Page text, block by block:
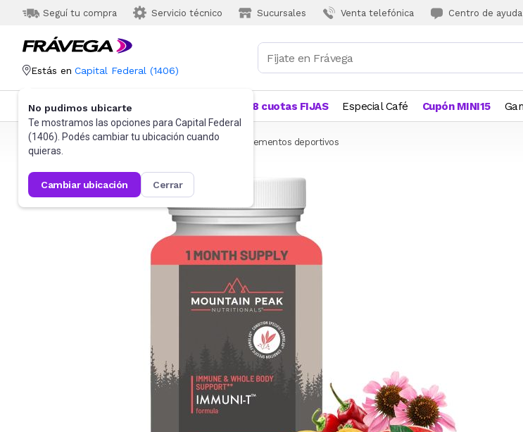
Seguí tu compra Servicio técnico Sucursales Venta telefónica Centro de ayuda
Estás en Capital Federal (1406)
No pudimos ubicarte
Te mostramos las opciones para Capital Federal
(1406). Podés cambiar tu ubicación cuando
quieras.
cambiar ubicación cerrar
Categorías Más Vendidos 18 cuotas FIJAS Especial Café Cupón MINI15
Frávega Deportes y fitness Suplementos Suplementos deportivos